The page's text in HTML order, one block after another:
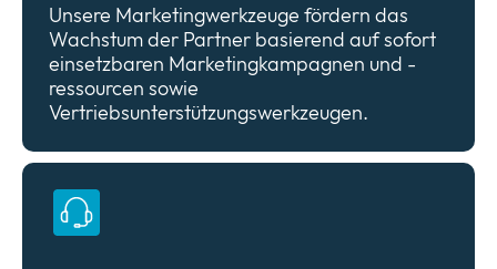
Unsere Marketingwerkzeuge fördern das
Wachstum der Partner basierend auf sofort
einsetzbaren Marketingkampagnen und -
ressourcen sowie
Vertriebsunterstützungswerkzeugen.